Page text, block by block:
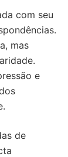
com seu
mas
e
de